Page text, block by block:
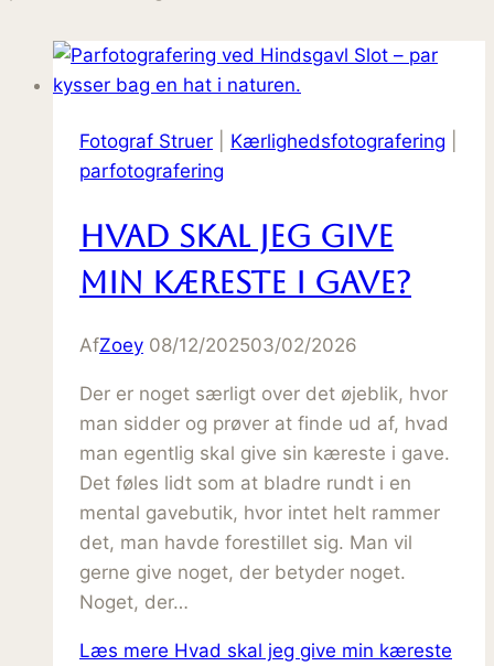
Fotograf Struer Kærlighedsfotografering
parfotografering
Hvad skal jeg give
min kæreste i gave?
AfZoey 08/12/202503/02/2026
Der er noget særligt over det øjeblik, hvor
man sidder og prøver at finde ud af, hvad
man egentlig skal give sin kæreste i gave.
Det føles lidt som at bladre rundt i en
mental gavebutik, hvor intet helt rammer
det, man havde forestillet sig. Man vil
gerne give noget, der betyder noget.
Noget, der…
Læs mere Hvad skal jeg give min kæreste